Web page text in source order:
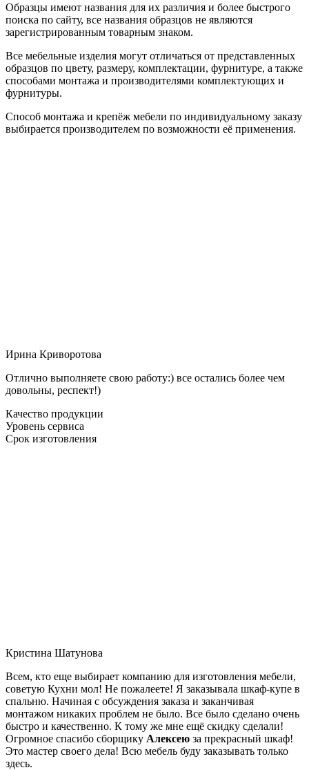
Образцы имеют названия для их различия и более быстрого
поиска по сайту, все названия образцов не являются
зарегистрированным товарным знаком.
Все мебельные изделия могут отличаться от представленных
образцов по цвету, размеру, комплектации, фурнитуре, а также
способами монтажа и производителями комплектующих и
фурнитуры.
Способ монтажа и крепёж мебели по индивидуальному заказу
выбирается производителем по возможности её применения.
Ирина Криворотова
Отлично выполняете свою работу:) все остались более чем
довольны, респект!)
Качество продукции
Уровень сервиса
Срок изготовления
Кристина Шатунова
Всем, кто еще выбирает компанию для изготовления мебели,
советую Кухни мол! Не пожалеете! Я заказывала шкаф-купе в
спальню. Начиная с обсуждения заказа и заканчивая
монтажом никаких проблем не было. Все было сделано очень
быстро и качественно. К тому же мне ещё скидку сделали!
Огромное спасибо сборщику Алексею за прекрасный шкаф!
Это мастер своего дела! Всю мебель буду заказывать только
здесь.